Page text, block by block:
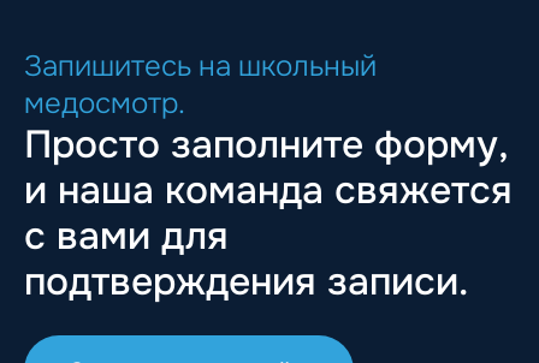
Запишитесь на школьный
медосмотр.
Просто заполните форму,
и наша команда свяжется
с вами для
подтверждения записи.